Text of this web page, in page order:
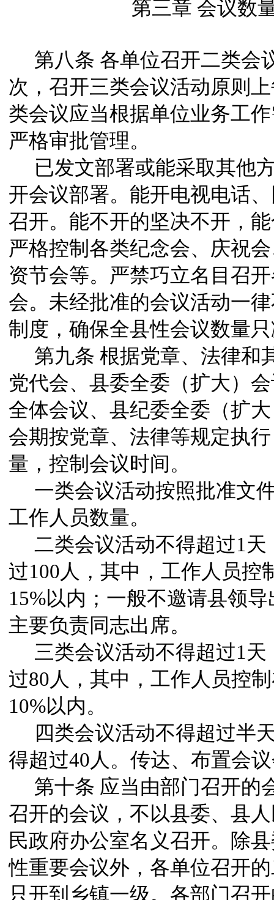
第三章 会议数
第八条 各单位召开二类会
次，召开三类会议活动原则
类会议应当根据单位业务工
严格审批管理。
已发文部署或能采取其他
开会议部署。能开电视电话
召开。能不开的坚决不开，
严格控制各类纪念会、庆祝
资节会等。严禁巧立名目召
会。未经批准的会议活动一
制度，确保全县性会议数量
第九条根据党章、法律和
党代会、县委全委（扩大）
全体会议、县纪委全委（扩
会期按党章、法律等规定执
量，控制会议时间。
一类会议活动按照批准文
工作人员数量。
二类会议活动不得超过1天
过100人，其中，工作人员控
15%以内；一般不邀请县领
主要负责同志出席。
三类会议活动不得超过1天
过80人，其中，工作人员控
10%以内。
四类会议活动不得超过半
得超过40人。传达、布置会
第十条 应当由部门召开的
召开的会议，不以县委、县
民政府办公室名义召开。除
性重要会议外，各单位召开
只开到乡镇一级。各部门召